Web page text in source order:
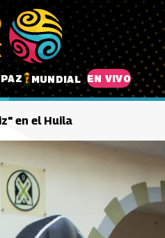
MUNDIAL EN VIVO
en el Huila